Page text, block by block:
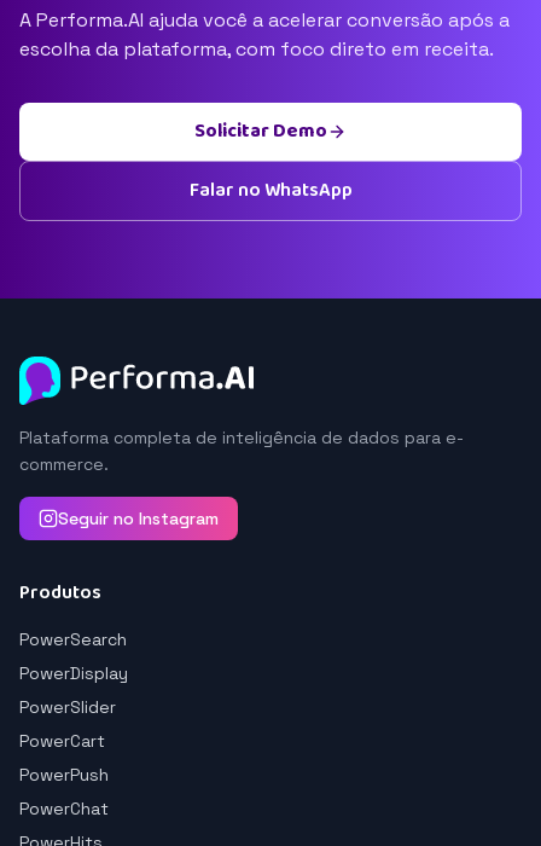
A Performa.AI ajuda você a acelerar conversão após a
escolha da plataforma, com foco direto em receita.
Solicitar Demo
Falar no WhatsApp
Plataforma completa de inteligência de dados para e-
commerce.
Seguir no Instagram
Produtos
PowerSearch
PowerDisplay
PowerSlider
PowerCart
PowerPush
PowerChat